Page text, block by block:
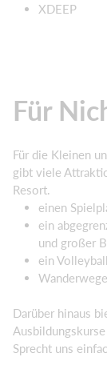
XDEEP
Für
Für die Kleinen
gibt viele
Resort.
einen
ein
und großer
ein
Darüber hinaus
Sprecht uns